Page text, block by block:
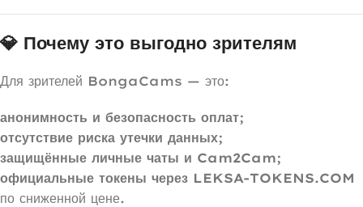
💎 Почему это выгодно зрителям
Для зрителей BongaCams — это:
анонимность и безопасность оплат;
отсутствие риска утечки данных;
защищённые личные чаты и Cam2Cam;
официальные токены через LEKSA-TOKENS.COM
по сниженной цене.